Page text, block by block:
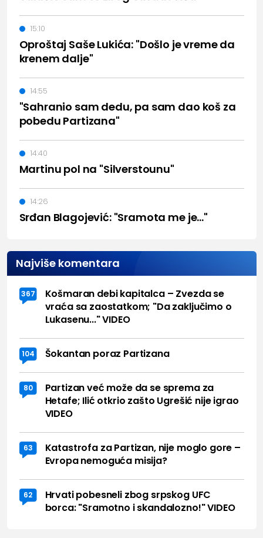
Oproštaj Saše Lukića: "Došlo je vreme da
krenem dalje"
15:10
"Sahranio sam dedu, pa sam dao koš za
pobedu Partizana"
14:55
Martinu pol na "Silverstounu"
14:40
Srđan Blagojević: "Sramota me je..."
14:26
Najviše komentara
367
Košmaran debi kapitalca – Zvezda se
vraća sa zaostatkom; "Da zaključimo o
Lukasenu..." VIDEO
104 Šokantan poraz Partizana
80
Partizan već može da se sprema za
Hetafe; Ilić otkrio zašto Ugrešić nije igrao
VIDEO
63
Katastrofa za Partizan, nije moglo gore –
Evropa nemoguća misija?
62
Hrvati pobesneli zbog srpskog UFC
borca: "Sramotno i skandalozno!" VIDEO